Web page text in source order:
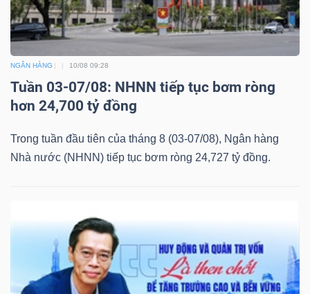
NGÂN HÀNG 10/08 09:28
Tuần 03-07/08: NHNN tiếp tục bơm ròng
hơn 24,700 tỷ đồng
Trong tuần đầu tiên của tháng 8 (03-07/08), Ngân hàng
Nhà nước (NHNN) tiếp tục bơm ròng 24,727 tỷ đồng.